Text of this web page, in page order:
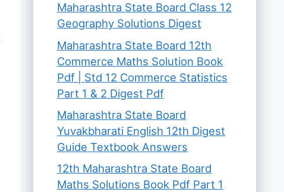
Maharashtra State Board Class 12
Geography Solutions Digest
Maharashtra State Board 12th
Commerce Maths Solution Book
Pdf | Std 12 Commerce Statistics
Part 1 & 2 Digest Pdf
Maharashtra State Board
Yuvakbharati English 12th Digest
Guide Textbook Answers
12th Maharashtra State Board
Maths Solutions Book Pdf Part 1